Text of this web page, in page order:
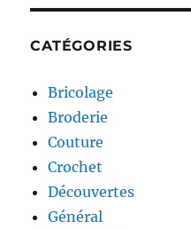
CATÉGORIES
Bricolage
Broderie
Couture
Crochet
Découvertes
Général